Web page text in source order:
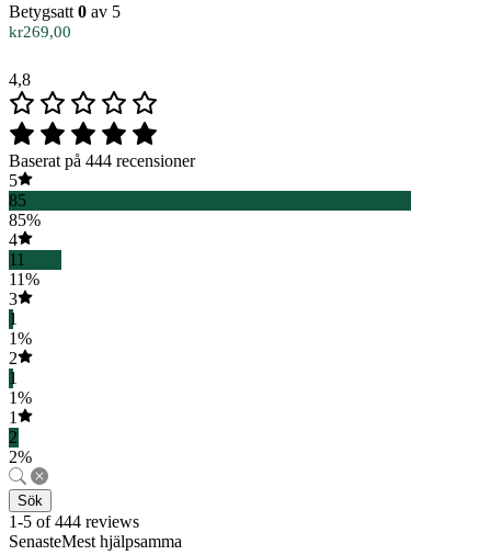
Betygsatt 0 av 5
kr269,00
4,8
Baserat på 444 recensioner
5
85
85%
4
11
11%
3
1
1%
2
1
1%
1
2
2%
Sök
1-5 of 444 reviews
SenasteMest hjälpsamma